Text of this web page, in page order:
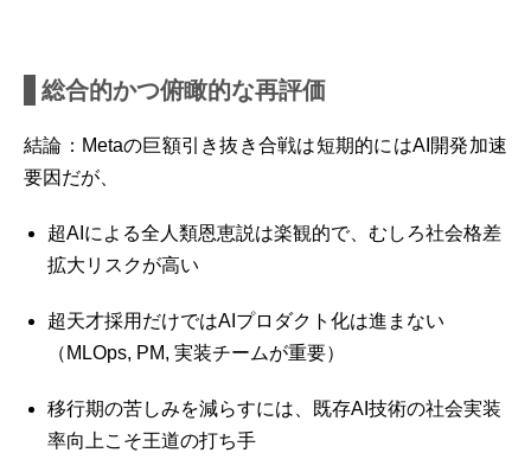
総合的かつ俯瞰的な再評価
結論：Metaの巨額引き抜き合戦は短期的にはAI開発加速
要因だが、
超AIによる全人類恩恵説は楽観的で、むしろ社会格差
拡大リスクが高い
超天才採用だけではAIプロダクト化は進まない
（MLOps, PM, 実装チームが重要）
移行期の苦しみを減らすには、既存AI技術の社会実装
率向上こそ王道の打ち手